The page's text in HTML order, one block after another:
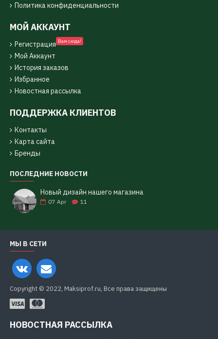
Политика конфиденциальности
МОЙ АККАУНТ
Регистрация Вам сюда!
Мой Аккаунт
История заказов
Избранное
Новостная рассылка
ПОДДЕРЖКА КЛИЕНТОВ
Контакты
Карта сайта
Бренды
ПОСЛЕДНИЕ НОВОСТИ
Новый дизайн нашего магазина
07 Apr 11
МЫ В СЕТИ
Copyright © 2022, Maksiprof.ru, Все права защищены
НОВОСТНАЯ РАССЫЛКА